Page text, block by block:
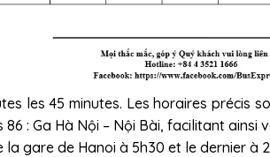
les 45 minutes. Les horaires précis
86 : Ga Hà Nội – Nội Bài, facilitant ainsi
la gare de Hanoi à 5h30 et le dernier à